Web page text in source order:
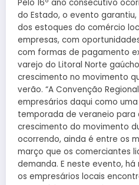
Pelo 16º ano consecutivo
do Estado, o evento
dos estoques do comércio
empresas, com
com formas de pagamento
varejo do Litoral Norte
crescimento no movimento
verão. “A Convenção
empresários daqui como
temporada de veraneio para
crescimento do movimento
ocorrendo, ainda é entre os
março que os comerciantes
demanda. E neste evento,
os empresários locais